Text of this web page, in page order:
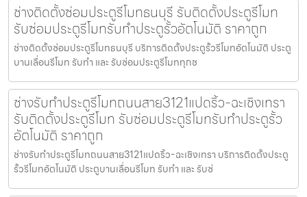
ช่างติดตั้งซ่อมประตูรีโมทธนบุรี รับติดตั้งประตูรีโมท
รับซ่อมประตูรีโมทรับทำประตูรั้วอัตโนมัติ ราคาถูก
ช่างติดตั้งซ่อมประตูรีโมทธนบุรี บริการติดตั้งประตูรั้วรีโมทอัตโนมัติ ประตู
บานเลื่อนรีโมท รับทำ และ รับซ่อมประตูรีโมททุกช
ช่างรับทำประตูรีโมทถนนสาย3121แปดริ้ว-ฉะเชิงเทรา
รับติดตั้งประตูรีโมท รับซ่อมประตูรีโมทรับทำประตูรั้ว
อัตโนมัติ ราคาถูก
ช่างรับทำประตูรีโมทถนนสาย3121แปดริ้ว-ฉะเชิงเทรา บริการติดตั้งประตู
รั้วรีโมทอัตโนมัติ ประตูบานเลื่อนรีโมท รับทำ และ รับซ่